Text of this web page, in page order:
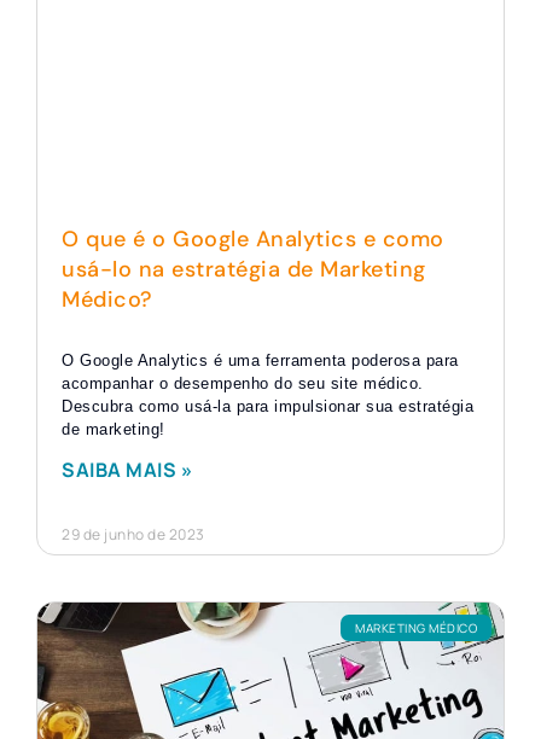
O que é o Google Analytics e como
usá-lo na estratégia de Marketing
Médico?
O Google Analytics é uma ferramenta poderosa para
acompanhar o desempenho do seu site médico.
Descubra como usá-la para impulsionar sua estratégia
de marketing!
SAIBA MAIS »
29 de junho de 2023
MARKETING MÉDICO